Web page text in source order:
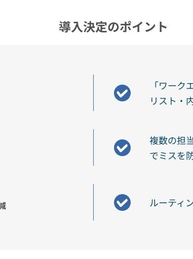
導入決定のポイント
「ワー
リスト・
複数の担
でミスを
ルーティ